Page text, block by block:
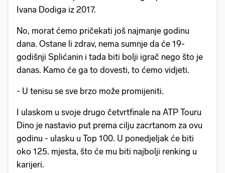
Ivana Dodiga iz 2017.
No, morat ćemo pričekati još najmanje godinu
dana. Ostane li zdrav, nema sumnje da će 19-
godišnji Splićanin i tada biti bolji igrač nego što je
danas. Kamo će ga to dovesti, to ćemo vidjeti.
- U tenisu se sve brzo može promijeniti.
I ulaskom u svoje drugo četvrtfinale na ATP Touru
Dino je nastavio put prema cilju zacrtanom za ovu
godinu - ulasku u Top 100. U ponedjeljak će biti
oko 125. mjesta, što će mu biti najbolji renking u
karijeri.